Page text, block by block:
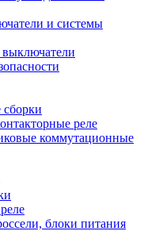
и системы
реле
коммутационные
блоки питания